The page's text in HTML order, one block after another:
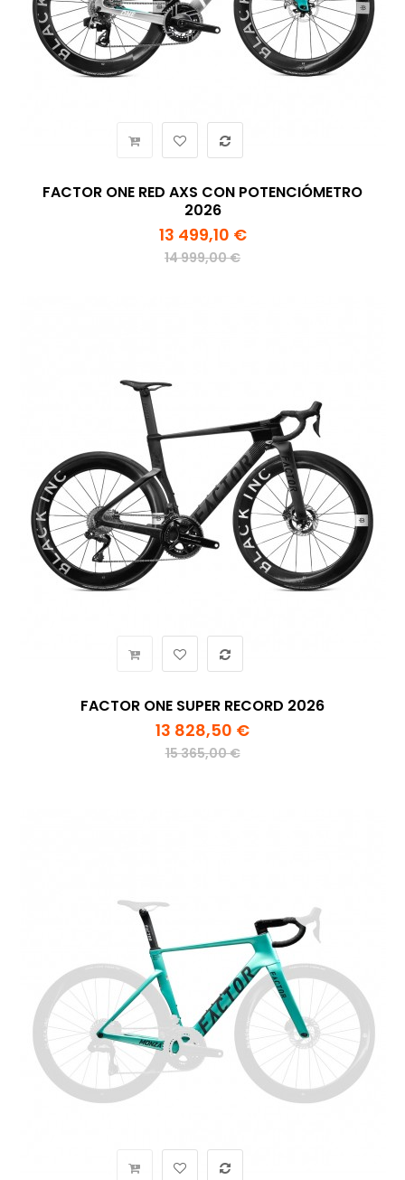
FACTOR ONE RED AXS CON POTENCIÓMETRO
2026
13 499,10 €
14 999,00 €
FACTOR ONE SUPER RECORD 2026
13 828,50 €
15 365,00 €